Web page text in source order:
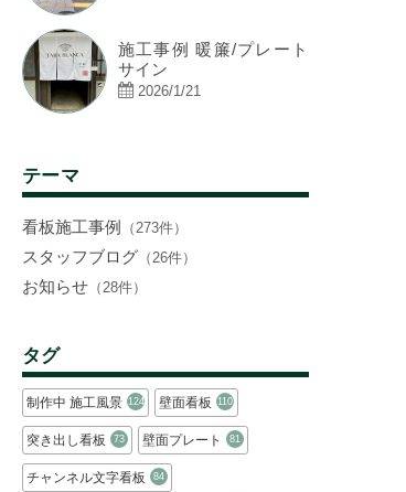
施工事例 暖簾/プレート
サイン
2026/1/21
テーマ
看板施工事例 （273件）
スタッフブログ （26件）
お知らせ（28件）
タグ
制作中 施工風景 124 壁面看板 110
突き出し看板 73 壁面プレート 81
チャンネル文字看板 84